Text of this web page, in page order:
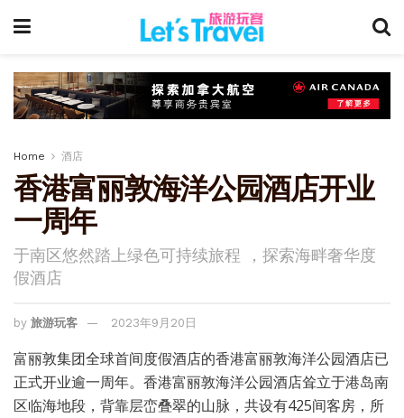
Home 酒店
香港富丽敦海洋公园酒店开业
一周年
于南区悠然踏上绿色可持续旅程 ，探索海畔奢华度
假酒店
by 旅游玩客 2023年9月20日
富丽敦集团全球首间度假酒店的香港富丽敦海洋公园酒店已
正式开业逾一周年。香港富丽敦海洋公园酒店耸立于港岛南
区临海地段，背靠层峦叠翠的山脉，共设有425间客房，所